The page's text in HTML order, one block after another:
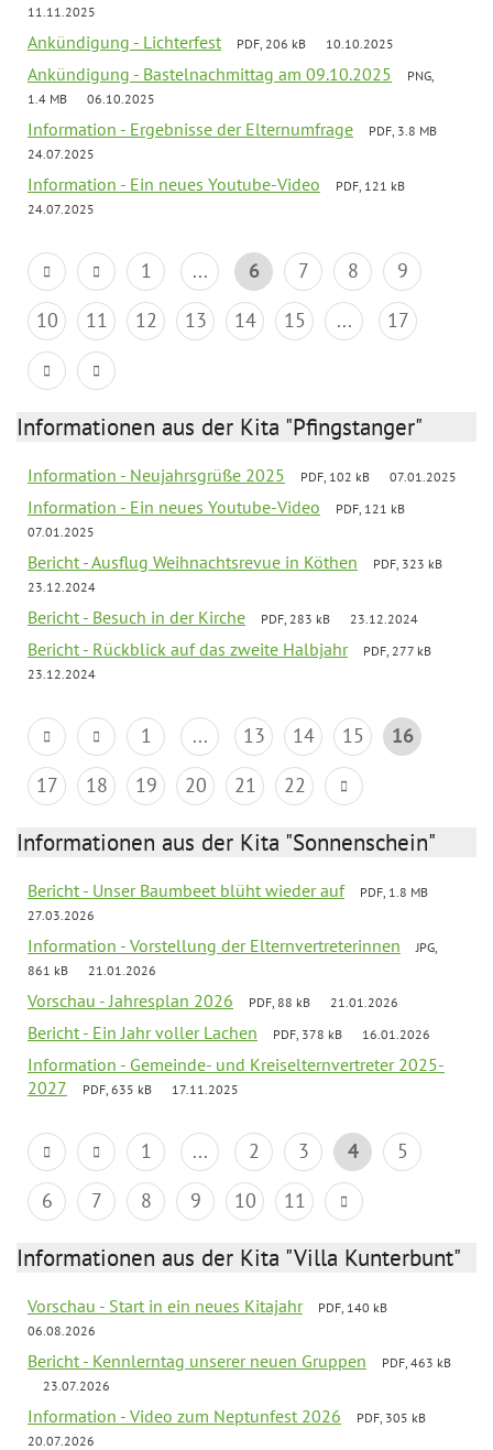
11.11.2025
Ankündigung - Lichterfest PDF, 206 kB 10.10.2025
Ankündigung - Bastelnachmittag am 09.10.2025
PNG,
1.4 MB
06.10.2025
Information - Ergebnisse der Elternumfrage
PDF, 3.8 MB
24.07.2025
Information - Ein neues Youtube-Video
PDF, 121 kB
24.07.2025
1 ... 6 7 8
9
10
11 12 13 14 15 ... 17
Informationen aus der Kita "Pfingstanger"
Information - Neujahrsgrüße 2025 PDF, 102 kB 07.01.2025
Information - Ein neues Youtube-Video
PDF, 121 kB
07.01.2025
Bericht - Ausflug Weihnachtsrevue in Köthen
PDF, 323 kB
23.12.2024
Bericht - Besuch in der Kirche PDF, 283 kB 23.12.2024
Bericht - Rückblick auf das zweite Halbjahr
PDF, 277 kB
23.12.2024
1 ... 13 14 15
16
17
18 19 20 21 22
Informationen aus der Kita "Sonnenschein"
Bericht - Unser Baumbeet blüht wieder auf
PDF, 1.8 MB
27.03.2026
Information - Vorstellung der Elternvertreterinnen
JPG,
861 kB
21.01.2026
Vorschau - Jahresplan 2026 PDF, 88 kB 21.01.2026
Bericht - Ein Jahr voller Lachen PDF, 378 kB 16.01.2026
Information - Gemeinde- und Kreiselternvertreter 2025-
2027
PDF, 635 kB 17.11.2025
1 ... 2 3 4
5
6
7 8 9 10 11
Informationen aus der Kita "Villa Kunterbunt"
Vorschau - Start in ein neues Kitajahr
PDF, 140 kB
06.08.2026
Bericht - Kennlerntag unserer neuen Gruppen
PDF, 463 kB
23.07.2026
Information - Video zum Neptunfest 2026
PDF, 305 kB
20.07.2026